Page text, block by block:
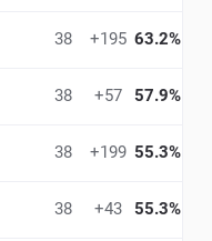
38 +195 63.2%
38 +57 57.9%
38 +199 55.3%
38 +43 55.3%